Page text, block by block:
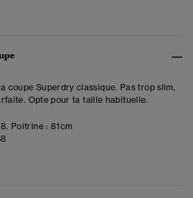
coupe Superdry classique. Pas trop slim,
Opte pour ta taille habituelle.
Poitrine : 81cm